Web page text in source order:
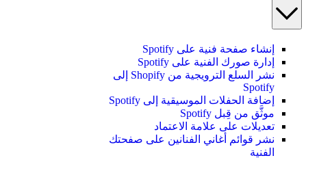
إنشاء صفحة فنية على Spotify
إدارة صورك الفنية على Spotify
نشر السلع الترويجية من Shopify إلى
Spotify
إضافة الحفلات الموسيقية إلى Spotify
موثَّق من قِبل Spotify
تعديلات على علامة الاعتماد
نشر قوائم أغاني الفنانين على صفحتك
الفنية